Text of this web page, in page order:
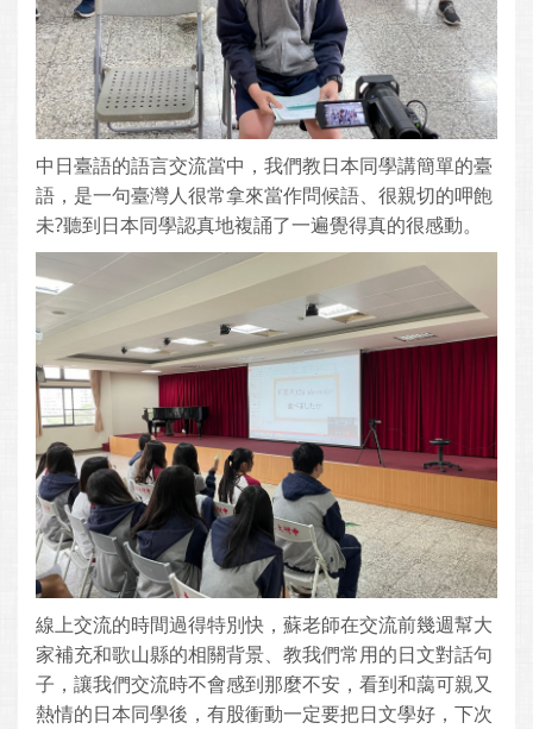
中日臺語的語言交流當中，我們教日本同學講簡單的臺
語，是一句臺灣人很常拿來當作問候語、很親切的呷飽
未?聽到日本同學認真地複誦了一遍覺得真的很感動。
線上交流的時間過得特別快，蘇老師在交流前幾週幫大
家補充和歌山縣的相關背景、教我們常用的日文對話句
子，讓我們交流時不會感到那麼不安，看到和藹可親又
熱情的日本同學後，有股衝動一定要把日文學好，下次